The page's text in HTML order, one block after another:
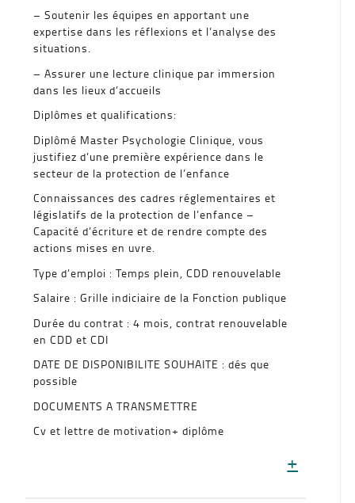
– Soutenir les équipes en apportant une
expertise dans les réflexions et l’analyse des
situations.
– Assurer une lecture clinique par immersion
dans les lieux d’accueils
Diplômes et qualifications:
Diplômé Master Psychologie Clinique, vous
justifiez d’une première expérience dans le
secteur de la protection de l’enfance
Connaissances des cadres réglementaires et
législatifs de la protection de l’enfance –
Capacité d’écriture et de rendre compte des
actions mises en uvre.
Type d’emploi : Temps plein, CDD renouvelable
Salaire : Grille indiciaire de la Fonction publique
Durée du contrat : 4 mois, contrat renouvelable
en CDD et CDI
DATE DE DISPONIBILITE SOUHAITE : dés que
possible
DOCUMENTS A TRANSMETTRE
Cv et lettre de motivation+ diplôme
+